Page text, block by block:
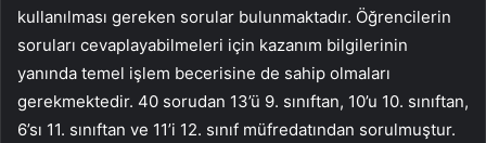
kullanılması gereken sorular bulunmaktadır. Öğrencilerin
soruları cevaplayabilmeleri için kazanım bilgilerinin
yanında temel işlem becerisine de sahip olmaları
gerekmektedir. 40 sorudan 13’ü 9. sınıftan, 10’u 10. sınıftan,
6’sı 11. sınıftan ve 11’i 12. sınıf müfredatından sorulmuştur.